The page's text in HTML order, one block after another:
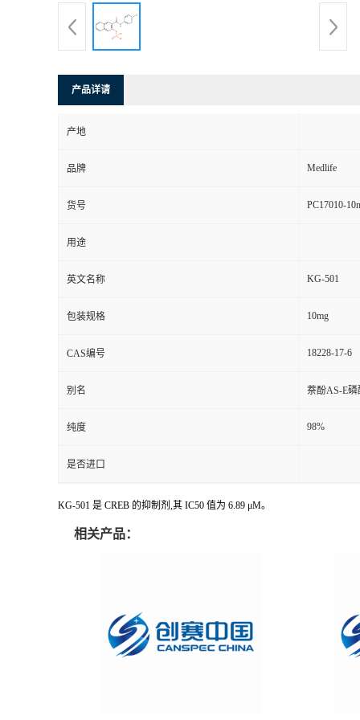
产品详请
产地
品牌 Medlife
货号 PC17010-
用途
英文名称 KG-501
包装规格 10mg
CAS编号 18228-17-6
别名 萘酚AS-E磷
纯度 98%
是否进口
KG-501 是 CREB 的抑制剂,其 IC50 值为 6.89 μM。
相关产品：